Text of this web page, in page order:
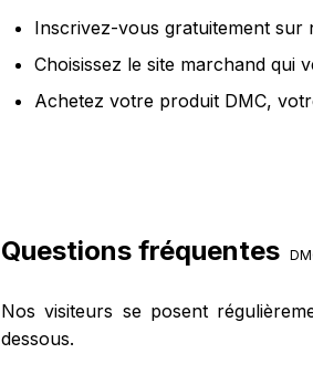
Inscrivez-vous gratuitement sur
Choisissez le site marchand qui
Achetez votre produit DMC,
Questions fréquentes
Nos visiteurs se posent
dessous.